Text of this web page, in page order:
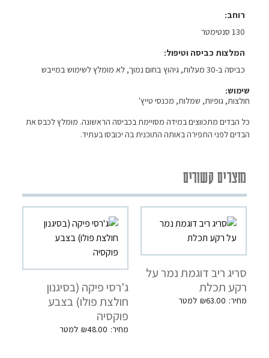
רוחב
130 סנטימטר
המלצות כביסה וטיפול
כביסה ב-30 מעלות, גיהוץ בחום נמוך, לא מומלץ לשימוש במייבש
שימוש:
חולצות, גופיות, שמלות, מכנסי טייץ'
כל הבדים מתכווצים במידה מסויימת בכביסה הראשונה. מומלץ לכבס את
הבדים לפני התפירה באותה התוכנית בה יכובסו בעתיד.
מוצרים קשורים
סריג ריב דוגמת נמר על
רקע תכלת
₪63.00
ג'רסי פיקה (בסיגנון
חולצת פולו) בצבע
פוקסיה
₪48.00